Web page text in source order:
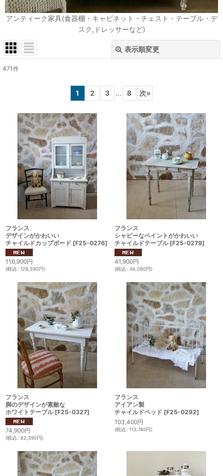
アンティーク家具(食器棚・キャビネット・チェスト・テーブル・デ
スク,ドレッサーなど)
表示順変更
並び順:
471件
1 2 3 ... 8 次»
フランス
デザインがかわいい
チャイルドカップボード [F25-0276]
116,900円
(税込: 128,590円)
フランス
シャビーなペイントがかわいい
チャイルドテーブル [F25-0279]
41,900円
(税込: 46,090円)
フランス
脚のデザインが素敵な
ホワイトテーブル [F25-0327]
74,900円
(税込: 82,390円)
フランス
アイアン製
チャイルドベッド [F25-0292]
103,400円
(税込: 113,740円)